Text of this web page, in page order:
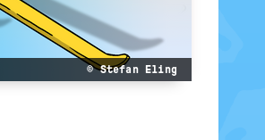
© Stefan Eling